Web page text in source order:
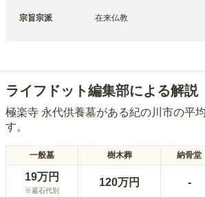
宗旨宗派 在来仏教
ライフドット編集部による解説
極楽寺 永代供養墓がある紀の川市の平
す。
一般墓 樹木葬 納骨堂
19万円
※墓石代別
120万円 -